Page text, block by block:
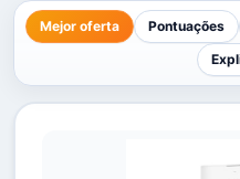
Mejor oferta Pontuações